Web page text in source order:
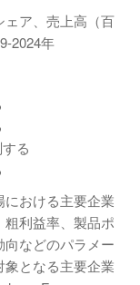
ェア、売上高（百
2024年
る
おける主要企業
利益率、製品ポ
などのパラメー
となる主要企業